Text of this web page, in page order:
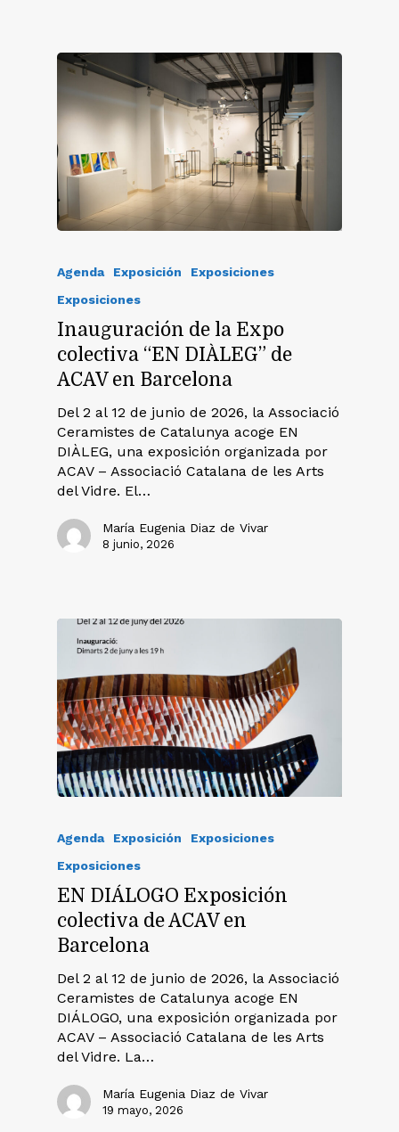
Agenda Exposición
Exposiciones
Exposiciones
Inauguración de la Expo
colectiva “EN DIÀLEG” de
ACAV en Barcelona
Del 2 al 12 de junio de 2026, la Associació
Ceramistes de Catalunya acoge EN
DIÀLEG, una exposición organizada por
ACAV – Associació Catalana de les Arts
del Vidre. El…
María Eugenia Diaz de Vivar
8 junio, 2026
Agenda Exposición
Exposiciones
Exposiciones
EN DIÁLOGO Exposición
colectiva de ACAV en
Barcelona
Del 2 al 12 de junio de 2026, la Associació
Ceramistes de Catalunya acoge EN
DIÁLOGO, una exposición organizada por
ACAV – Associació Catalana de les Arts
del Vidre. La…
María Eugenia Diaz de Vivar
19 mayo, 2026